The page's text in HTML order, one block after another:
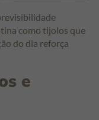
como tijolos que
do dia reforça
e